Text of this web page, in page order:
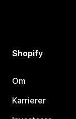
Shopify
Om
Karrierer